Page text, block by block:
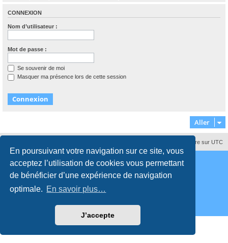
En poursuivant votre navigation sur ce site, vous
acceptez l’utilisation de cookies vous permettant
de bénéficier d’une expérience de navigation
optimale. En savoir plus…
J’accepte
CONNEXION
Nom d’utilisateur :
Mot de passe :
Se souvenir de moi
Masquer ma présence lors de cette session
Aller
Fuseau horaire sur UTC
phpBB® Forum Software © phpBB Limited
Traduction française officielle© Qiaeru
Style proflatpar ©Mazeltof2017